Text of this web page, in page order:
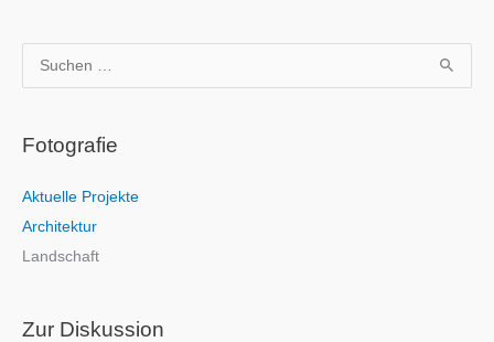
u
h
n
n
a
h
Fotografie
Aktuelle Projekte
Architektur
Landschaft
Zur Diskussion